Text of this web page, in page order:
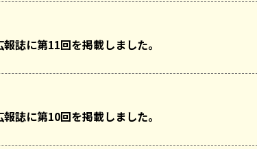
誌に第11回を掲載しました。
誌に第10回を掲載しました。